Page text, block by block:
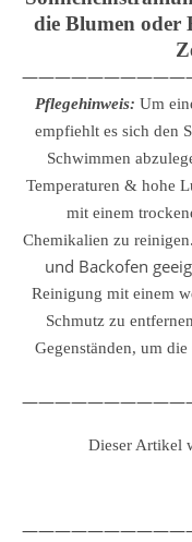
die Blumen oder
Pflegehinweis: Um
empfiehlt es sich den
Schwimmen
Temperaturen & hohe
mit einem
Chemikalien zu reinigen.
und Backofen
Reinigung mit einem
Schmutz zu
Gegenständen, um
Dieser Artikel